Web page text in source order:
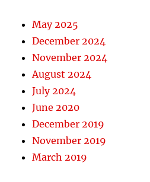
May 2025
December 2024
November 2024
August 2024
July 2024
June 2020
December 2019
November 2019
March 2019